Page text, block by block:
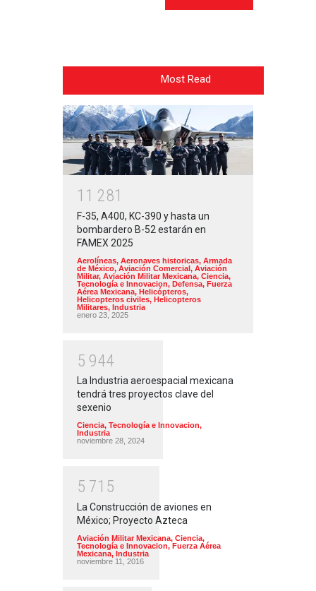
Most Read
1 1 281
F-35, A400, KC-390 y hasta un
bombardero B-52 estarán en
FAMEX 2025
Aerolíneas, Aeronaves historicas, Armada
de México, Aviación Comercial, Aviación
Militar, Aviación Militar Mexicana, Ciencia,
Tecnología e Innovacion, Defensa, Fuerza
Aérea Mexicana, Helicópteros,
Helicopteros civiles, Helicopteros
Militares, Industria
enero 23, 2025
5 944
La Industria aeroespacial mexicana
tendrá tres proyectos clave del
sexenio
Ciencia, Tecnología e Innovacion,
Industria
noviembre 28, 2024
5 71 5
La Construcción de aviones en
México; Proyecto Azteca
Aviación Militar Mexicana, Ciencia,
Tecnología e Innovacion, Fuerza Aérea
Mexicana, Industria
noviembre 11, 2016